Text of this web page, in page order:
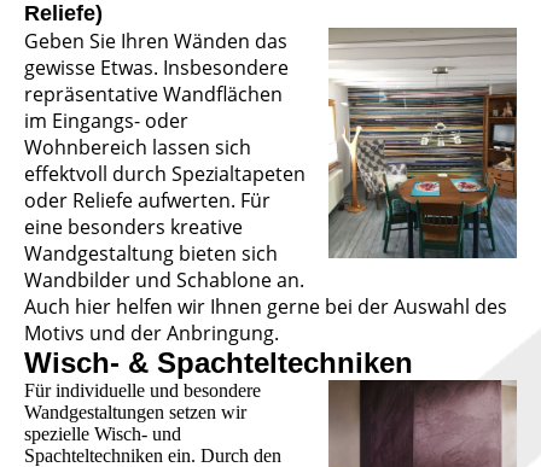
Reliefe)
Geben Sie Ihren Wänden das
gewisse Etwas. Insbesondere
repräsentative Wandflächen
im Eingangs- oder
Wohnbereich lassen sich
effektvoll durch Spezialtapeten
oder Reliefe aufwerten. Für
eine besonders kreative
Wandgestaltung bieten sich
Wandbilder und Schablone an.
Auch hier helfen wir Ihnen gerne bei der Auswahl des
Motivs und der Anbringung.
Wisch- & Spachteltechniken
Für individuelle und besondere
Wandgestaltungen setzen wir
spezielle Wisch- und
Spachteltechniken ein. Durch den